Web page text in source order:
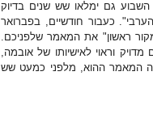
השבוע גם ימלאו שש שנים בדיוק
של "האביב הערבי". כעבור חודשיים, בפברואר
ראשון" את המאמר שלפניכם.
וראוי לאישיותו של אובמה,
המאמר ההוא, מלפני כמעט שש